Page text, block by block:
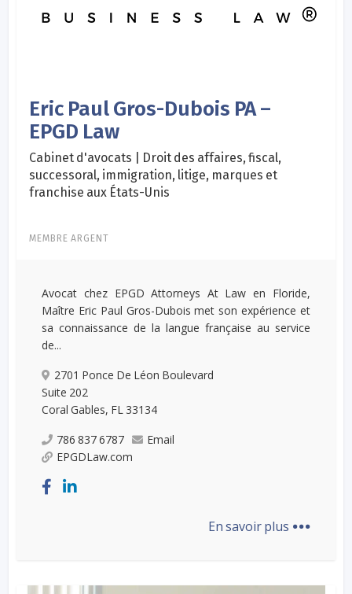
Eric Paul Gros-Dubois PA –
EPGD Law
Cabinet d'avocats | Droit des affaires, fiscal,
successoral, immigration, litige, marques et
franchise aux États-Unis
MEMBRE ARGENT
Avocat chez EPGD Attorneys At Law en Floride,
Maître Eric Paul Gros-Dubois met son expérience et
sa connaissance de la langue française au service
de...
2701 Ponce De Léon Boulevard
Suite 202
Coral Gables, FL 33134
786 837 6787
Email
EPGDLaw.com
En savoir plus ...